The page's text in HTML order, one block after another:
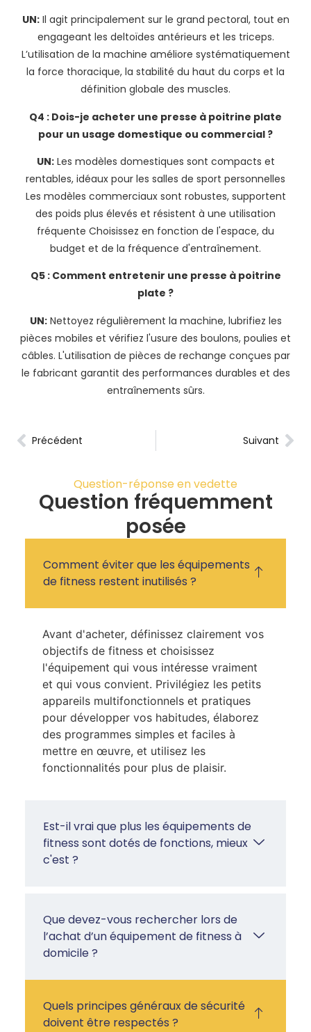
UN:Il agit principalement sur le grand pectoral, tout en
engageant les deltoïdes antérieurs et les triceps.
L’utilisation de la machine améliore systématiquement
la force thoracique, la stabilité du haut du corps et la
définition globale des muscles.
Q4 : Dois-je acheter une presse à poitrine plate
pour un usage domestique ou commercial ?
UN:Les modèles domestiques sont compacts et
rentables, idéaux pour les salles de sport personnelles
Les modèles commerciaux sont robustes, supportent
des poids plus élevés et résistent à une utilisation
fréquente Choisissez en fonction de l'espace, du
budget et de la fréquence d'entraînement.
Q5 : Comment entretenir une presse à poitrine
plate ?
UN:Nettoyez régulièrement la machine, lubrifiez les
pièces mobiles et vérifiez l'usure des boulons, poulies et
câbles. L'utilisation de pièces de rechange conçues par
le fabricant garantit des performances durables et des
entraînements sûrs.
Précédent Suivant
Question-réponse en vedette
Question fréquemment
posée
Comment éviter que les équipements
de fitness restent inutilisés ?
Avant d'acheter, définissez clairement vos
objectifs de fitness et choisissez
l'équipement qui vous intéresse vraiment
et qui vous convient. Privilégiez les petits
appareils multifonctionnels et pratiques
pour développer vos habitudes, élaborez
des programmes simples et faciles à
mettre en œuvre, et utilisez les
fonctionnalités pour plus de plaisir.
Est-il vrai que plus les équipements de
fitness sont dotés de fonctions, mieux
c'est ?
Que devez-vous rechercher lors de
l’achat d’un équipement de fitness à
domicile ?
Quels principes généraux de sécurité
doivent être respectés ?